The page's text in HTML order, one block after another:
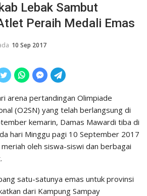
Lebak Sambut
Peraih Medali Emas
10 Sep 2017
arena pertandingan Olimpiade
(O2SN) yang telah berlangsung di
kemarin, Damas Mawardi tiba di
hari Minggu pagi 10 September 2017
oleh siswa-siswi dan berbagai
satu-satunya emas untuk provinsi
dari Kampung Sampay